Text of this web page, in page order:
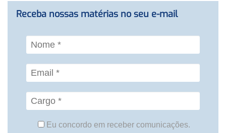
Receba nossas matérias no seu e-mail
Eu concordo em receber comunicações.